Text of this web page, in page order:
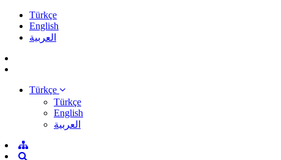
Türkçe
English
العربية
Türkçe
Türkçe
English
العربية